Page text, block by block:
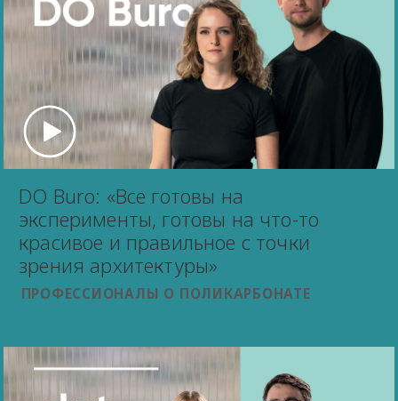
DO Buro: «Все готовы на
эксперименты, готовы на что-то
красивое и правильное с точки
зрения архитектуры»
ПРОФЕССИОНАЛЫ О ПОЛИКАРБОНАТЕ